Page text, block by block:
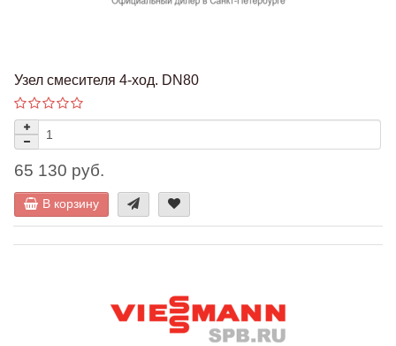
Узел смесителя 4-ход. DN80
65 130 руб.
В корзину